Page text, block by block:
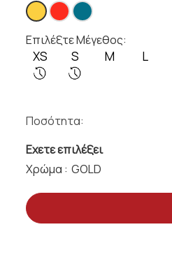
Επιλέξτε Μέγεθος:
XS S M L
Ποσότητα:
Εχετε επιλέξει
Χρώμα :